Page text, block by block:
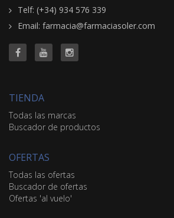
Telf: (+34) 934 576 339
Email: farmacia@farmaciasoler.com
TIENDA
Todas las marcas
Buscador de productos
OFERTAS
Todas las ofertas
Buscador de ofertas
Ofertas 'al vuelo'